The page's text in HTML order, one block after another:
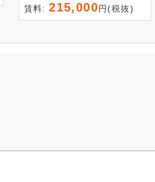
賃料:215,000円(税抜)